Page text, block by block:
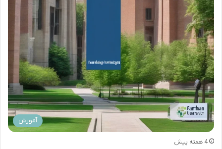
آموزش
4 هفته پیش